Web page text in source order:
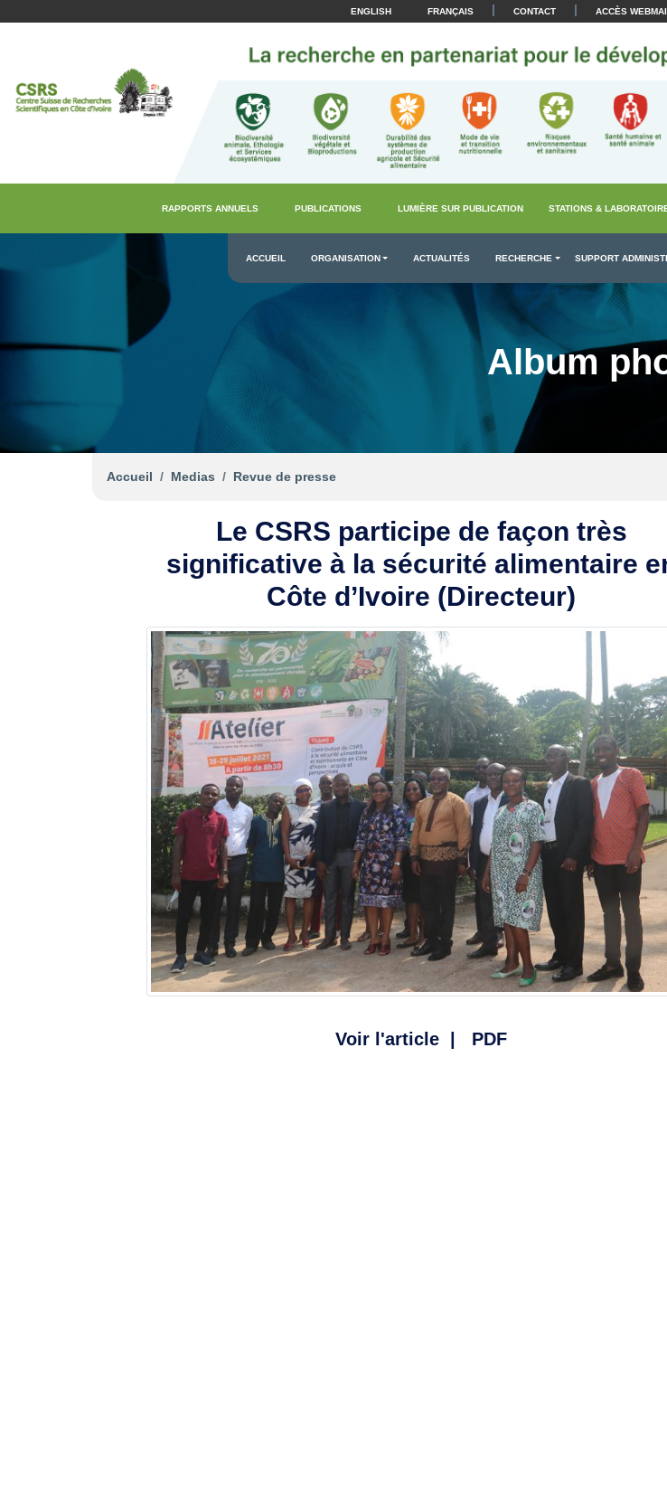
ENGLISH FRANÇAIS | CONTACT | ACCÈS
RAPPORTS ANNUELS PUBLICATIONS LUMIÈRE SUR PUBLICATION STATIONS &
ACCUEIL ORGANISATION ACTUALITÉS RECHERCHE SUPPORT
Album
Accueil Medias Revue de presse
Le CSRS participe de façon très
significative à la sécurité alimentaire
Côte d’Ivoire (Directeur)
Voir l'article PDF